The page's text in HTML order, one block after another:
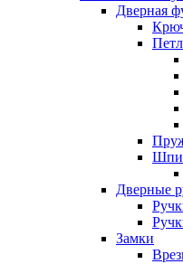
Дверная
Дверные
Замки